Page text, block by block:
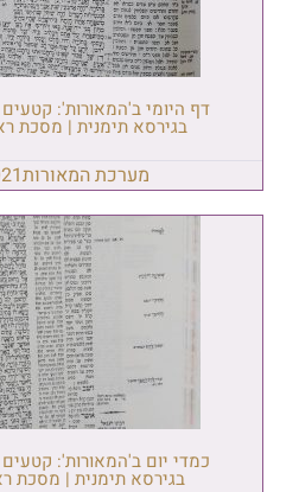
דף היומי ב'המאורות':
בגירסא תימנית | מסכת
מערכת המאורות
כמדי יום ב'המאורות':
בגירסא תימנית | מסכת